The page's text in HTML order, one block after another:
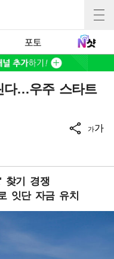
포토
다…우주 스타트
가가
찾기 경쟁
잇단 자금 유치